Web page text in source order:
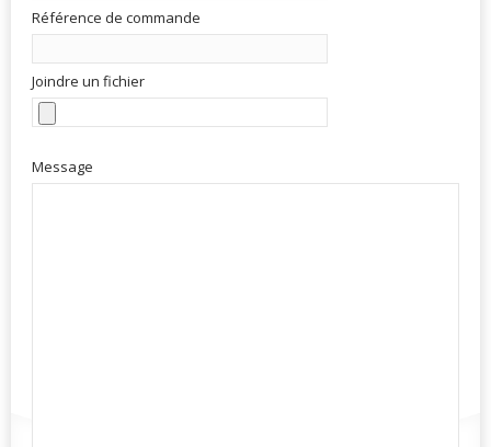
Référence de commande
Joindre un fichier
Message